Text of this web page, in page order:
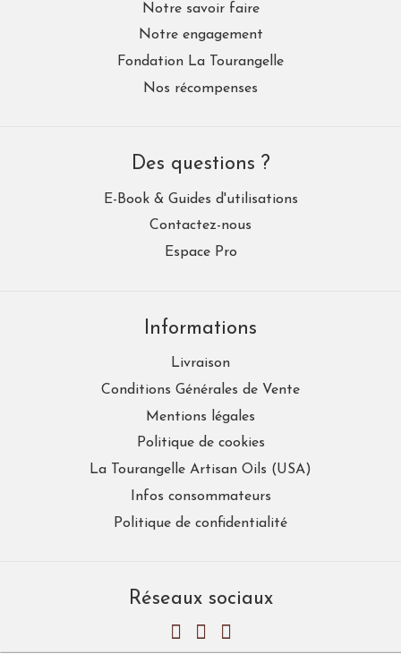
Notre savoir faire
Notre engagement
Fondation La Tourangelle
Nos récompenses
Des questions ?
E-Book & Guides d'utilisations
Contactez-nous
Espace Pro
Informations
Livraison
Conditions Générales de Vente
Mentions légales
Politique de cookies
La Tourangelle Artisan Oils (USA)
Infos consommateurs
Politique de confidentialité
Réseaux sociaux